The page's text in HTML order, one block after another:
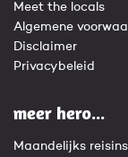
Meet the locals
Algemene
Disclaimer
Privacybeleid
meer hero...
Maandelijks